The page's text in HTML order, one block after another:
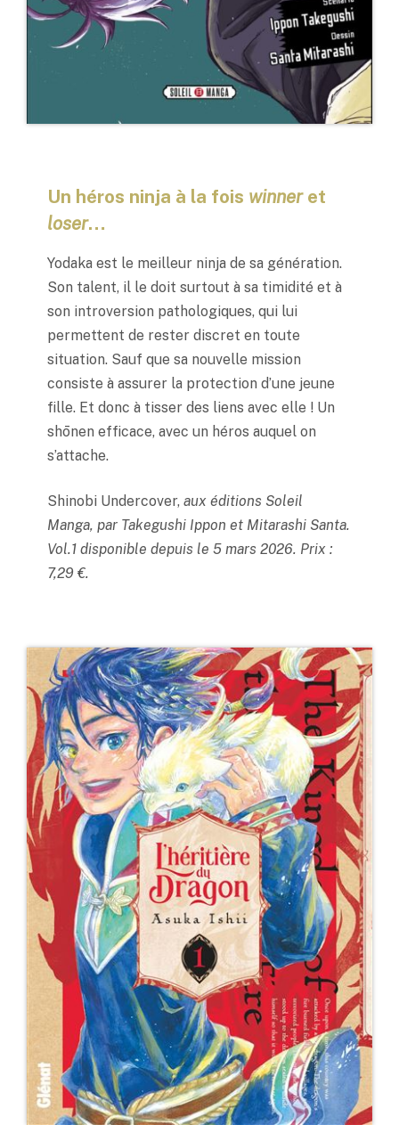
Un héros ninja à la fois winneret
loser…
Yodaka est le meilleur ninja de sa génération.
Son talent, il le doit surtout à sa timidité et à
son introversion pathologiques, qui lui
permettent de rester discret en toute
situation. Sauf que sa nouvelle mission
consiste à assurer la protection d’une jeune
fille. Et donc à tisser des liens avec elle ! Un
shōnen efficace, avec un héros auquel on
s’attache.
Shinobi Undercover, aux éditions Soleil
Manga, par Takegushi Ippon et Mitarashi Santa.
Vol.1 disponible depuis le 5 mars 2026. Prix :
7,29 €.